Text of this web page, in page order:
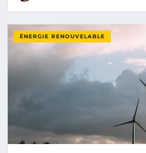
ÉNERGIE RENOUVELABLE